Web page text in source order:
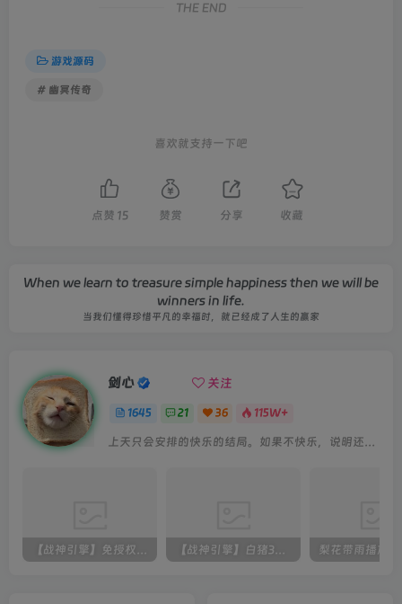
THE END
游戏源码
# 幽冥传奇
喜欢就支持一下吧
点赞 15 赞赏 分享 收藏
When we learn to treasure simple happiness then we will be
winners in life.
当我们懂得珍惜平凡的幸福时，就已经成了人生的赢家
剑心 关注
1645 21 36 115W+
上天只会安排的快乐的结局。如果不快乐，说明还不是最后结局
【战神引擎】免授权-原生 [全屏自动拾取] 插件 + 配置教程（更新修复版，具体自测） 【战神引擎】白猪3-流浪战神3神技8大陆全屏拾取版特色服务端+生肖+转生+秘境+神魔+双端+教程(更新眼神拾取)